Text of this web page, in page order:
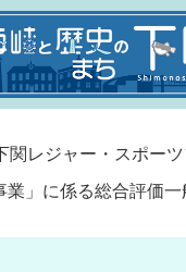
関レジャー・スポー
」に係る総合評価